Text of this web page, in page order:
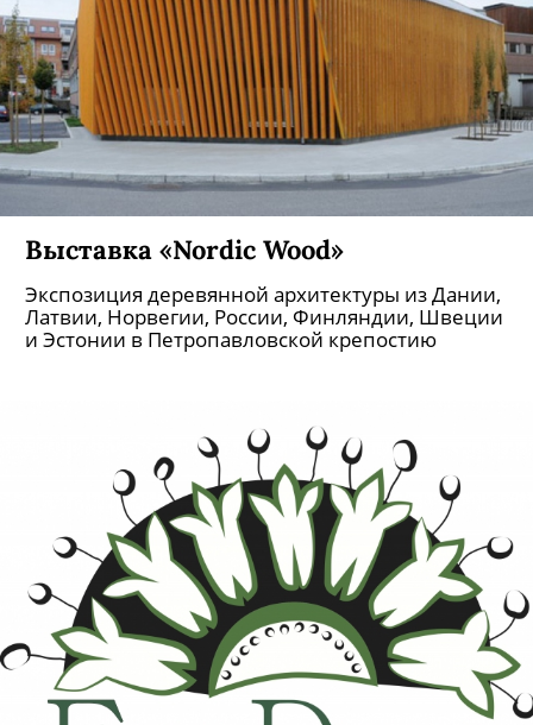
Выставка «Nordic Wood»
Экспозиция деревянной архитектуры из Дании,
Латвии, Норвегии, России, Финляндии, Швеции
и Эстонии в Петропавловской крепостию